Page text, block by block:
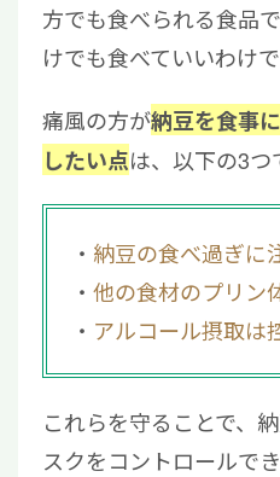
方でも食べられる食品
けでも食べていいわけ
痛風の方が納豆を食事
したい点は、以下の3つ
納豆の食べ過ぎに
他の食材のプリン
アルコール摂取は
これらを守ることで、
スクをコントロールで